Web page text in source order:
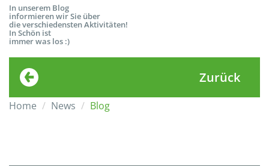
In unserem Blog
informieren wir Sie über
die verschiedensten Aktivitäten!
In Schön ist
immer was los :)
Zurück
Home News Blog